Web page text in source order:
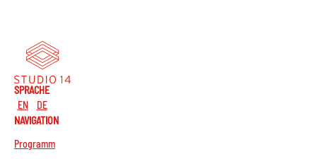
SPRACHE
EN
DE
NAVIGATION
Programm